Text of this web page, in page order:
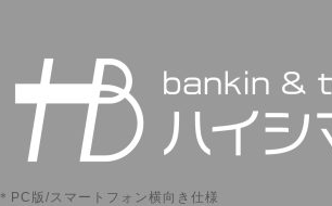
＊PC版/スマートフォン横向き仕様